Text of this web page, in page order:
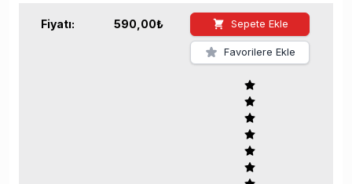
Fiyatı: 590,00₺ Sepete Ekle
Favorilere Ekle